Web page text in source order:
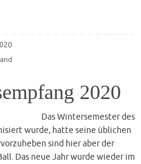
2020
Das Wintersemester des
wurde, hatte seine üblichen
sind hier aber der
Das neue Jahr wurde wieder im